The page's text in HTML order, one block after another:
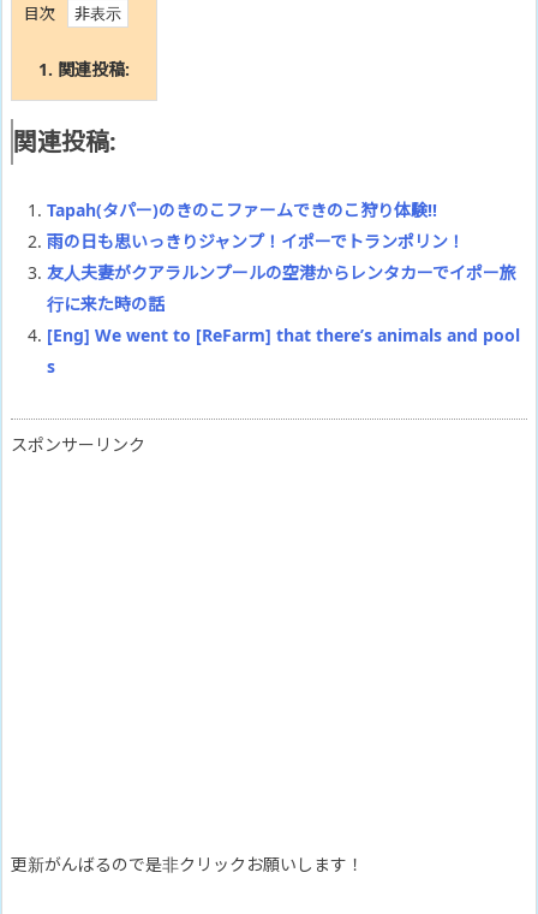
目次
1. 関連投稿:
関連投稿:
Tapah(タパー)のきのこファームできのこ狩り体験!!
雨の日も思いっきりジャンプ！イポーでトランポリン！
友人夫妻がクアラルンプールの空港からレンタカーでイポー旅
行に来た時の話
[Eng] We went to [ReFarm] that there’s animals and pool
s
スポンサーリンク
更新がんばるので是非クリックお願いします！